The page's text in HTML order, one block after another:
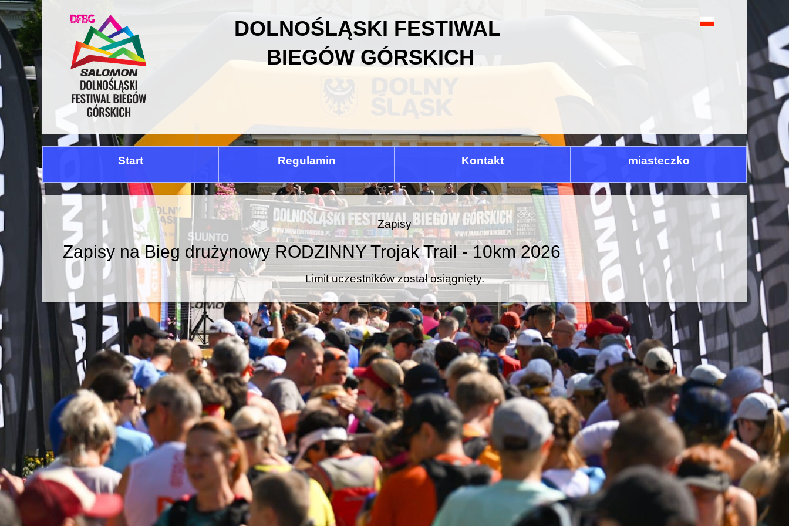
DOLNOŚLĄSKI FESTIWAL
BIEGÓW GÓRSKICH
Start Regulamin Kontakt miasteczko
Zapisy
Zapisy na Bieg drużynowy RODZINNY Trojak Trail - 10km 2026
Limit uczestników został osiągnięty.